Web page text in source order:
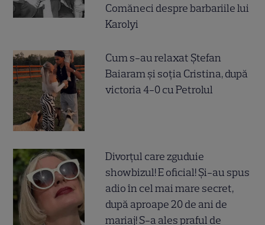
Comăneci despre barbariile lui
Karolyi
Cum s-au relaxat Ștefan
Baiaram și soția Cristina, după
victoria 4-0 cu Petrolul
Divorțul care zguduie
showbizul! E oficial! Și-au spus
adio în cel mai mare secret,
după aproape 20 de ani de
mariaj! S-a ales praful de